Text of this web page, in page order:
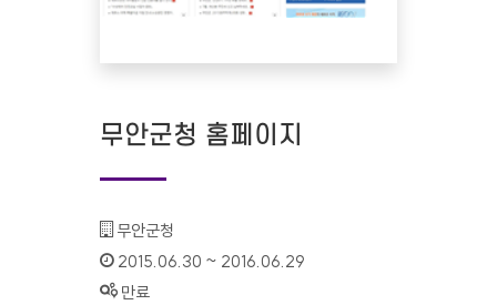
무안군청 홈페이지
기관명 :
무안군청
인증기간 :
2015.06.30 ~ 2016.06.29
상태 :
만료